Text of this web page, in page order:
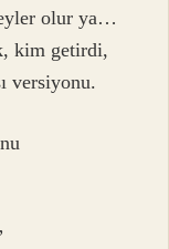
olur ya…
kim getirdi,
versiyonu.